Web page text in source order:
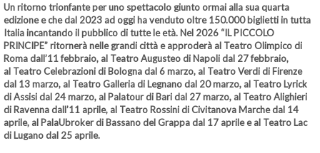
Un ritorno trionfante per uno spettacolo giunto ormai alla suaquarta
edizionee che dal 2023 ad oggi ha vendutooltre 150.000 biglietti in tutta
Italiaincantando il pubblico di tutte le età. Nel 2026 “IL PICCOLO
PRINCIPE”ritornerà nelle grandi città e approderà al Teatro Olimpico di
Roma dall’11 febbraio, al Teatro Augusteo di Napoli dal 27 febbraio,
al Teatro Celebrazioni di Bologna dal 6 marzo, al Teatro Verdi di Firenze
dal 13 marzo, al Teatro Galleria di Legnano dal 20 marzo, al Teatro Lyrick
di Assisi dal 24 marzo, al Palatour di Bari dal 27 marzo, al Teatro Alighieri
di Ravenna dall’11 aprile, al Teatro Rossini di Civitanova Marche dal 14
aprile, al PalaUbroker di Bassano del Grappa dal 17 aprilee al Teatro Lac
di Lugano dal 25 aprile.